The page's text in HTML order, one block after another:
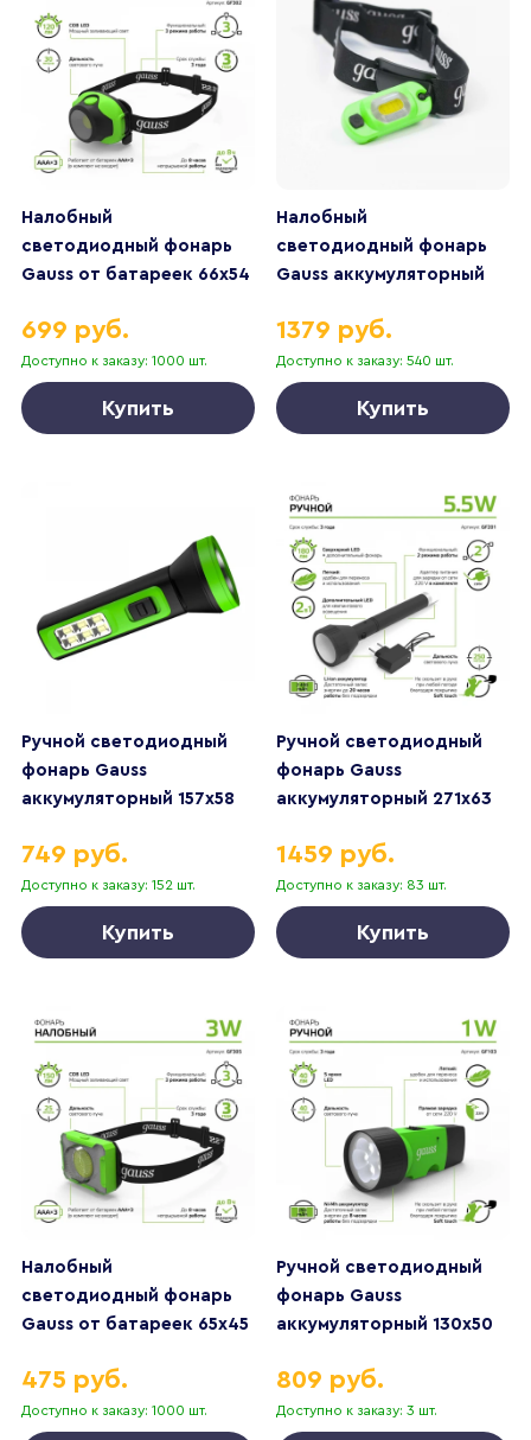
Налобный
светодиодный фонарь
Gauss от батареек 66х54
Доступно к заказу: 1000 шт.
699 руб.
Купить
Налобный
светодиодный фонарь
Gauss аккумуляторный
Доступно к заказу: 540 шт.
1379 руб.
Купить
Ручной светодиодный
фонарь Gauss
аккумуляторный 157х58
Доступно к заказу: 152 шт.
749 руб.
Купить
Ручной светодиодный
фонарь Gauss
аккумуляторный 271х63
Доступно к заказу: 83 шт.
1459 руб.
Купить
Налобный
светодиодный фонарь
Gauss от батареек 65х45
Доступно к заказу: 1000 шт.
475 руб.
Ручной светодиодный
фонарь Gauss
аккумуляторный 130х50
Доступно к заказу: 3 шт.
809 руб.